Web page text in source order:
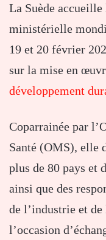
La Suède
ministérielle
19 et 20 février
sur la mise en
développement
Coparrainée par
Santé (OMS), elle
plus de 80 pays et
ainsi que des
de l’industrie et
l’occasion